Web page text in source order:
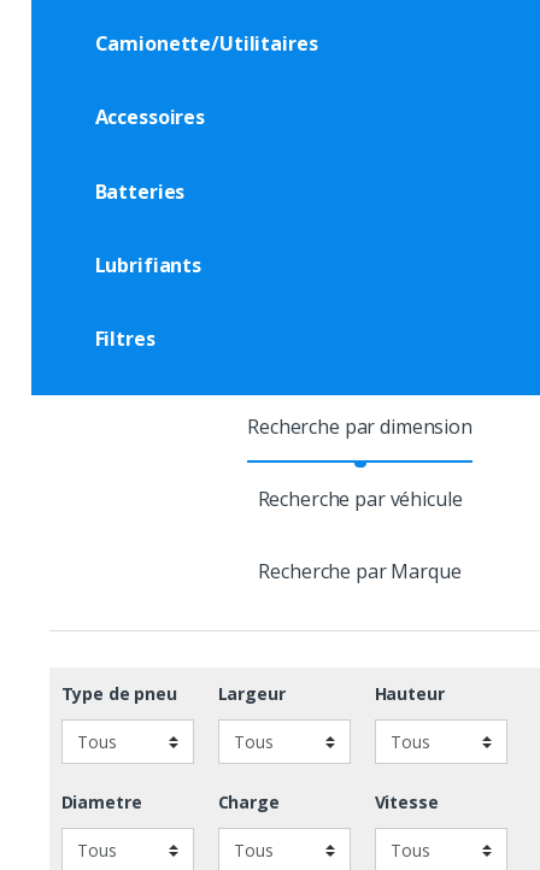
Camionette/Utilitaires
Accessoires
Batteries
Lubrifiants
Filtres
Recherche par dimension
Recherche par véhicule
Recherche par Marque
Type de pneu Largeur Hauteur
Diametre Charge Vitesse